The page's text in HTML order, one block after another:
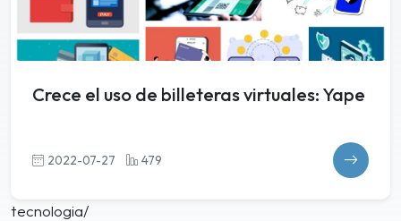
Crece el uso de billeteras virtuales: Yape
2022-07-27 479
tecnologia/